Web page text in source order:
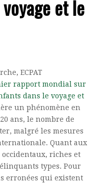
et le
ECPAT
rapport mondial sur
dans le voyage et
un phénomène en
ans, le nombre de
malgré les mesures
Quant aux
riches et
types. Pour
erronées qui existent